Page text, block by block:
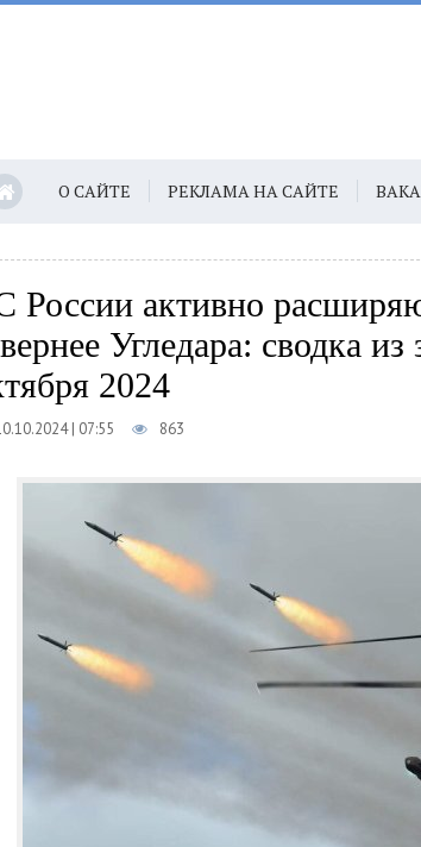
О САЙТЕ РЕКЛАМА НА САЙТЕ
России активно
Угледара: сводка
2024
| 07:55 863